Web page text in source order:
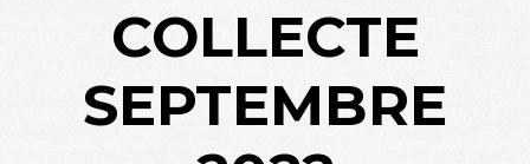
COLLECTE
SEPTEMBRE